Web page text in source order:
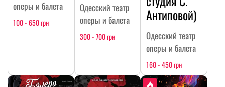
оперы и балета
100 - 650 грн
Одесский театр
оперы и балета
300 - 700 грн
Антиповой)
Одесский театр
оперы и балета
160 - 450 грн